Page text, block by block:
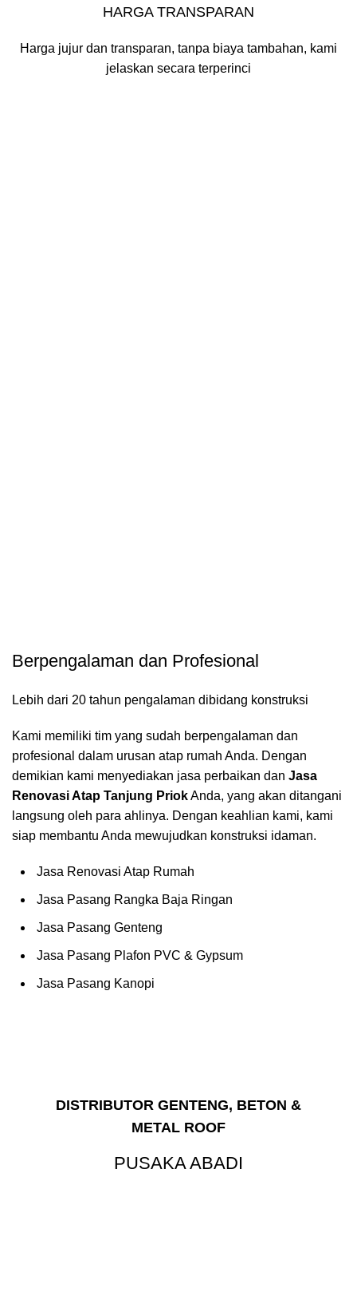
HARGA TRANSPARAN
Harga jujur dan transparan, tanpa biaya tambahan, kami
jelaskan secara terperinci
Berpengalaman dan Profesional
Lebih dari 20 tahun pengalaman dibidang konstruksi
Kami memiliki tim yang sudah berpengalaman dan
profesional dalam urusan atap rumah Anda. Dengan
demikian kami menyediakan jasa perbaikan dan Jasa
Renovasi Atap Tanjung PriokAnda, yang akan ditangani
langsung oleh para ahlinya. Dengan keahlian kami, kami
siap membantu Anda mewujudkan konstruksi idaman.
Jasa Renovasi Atap Rumah
Jasa Pasang Rangka Baja Ringan
Jasa Pasang Genteng
Jasa Pasang Plafon PVC & Gypsum
Jasa Pasang Kanopi
DISTRIBUTOR GENTENG, BETON &
METAL ROOF
PUSAKA ABADI